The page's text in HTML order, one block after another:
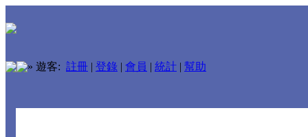
» 遊客: 註冊 | 登錄 | 會員 | 統計 | 幫助